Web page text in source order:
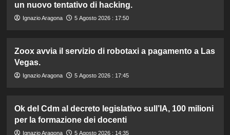
un nuovo tentativo di hacking.
Ignazio Aragona 5 Agosto 2026 : 17:50
Zoox avvia il servizio di robotaxi a pagamento a Las
Vegas.
Ignazio Aragona 5 Agosto 2026 : 17:45
Ok del Cdm al decreto legislativo sull’IA, 100 milioni
per la formazione dei docenti
Ignazio Aragona 5 Agosto 2026 : 14:35